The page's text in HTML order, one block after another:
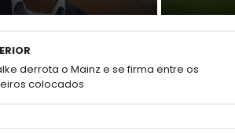
derrota o Mainz e se firma entre os
colocados